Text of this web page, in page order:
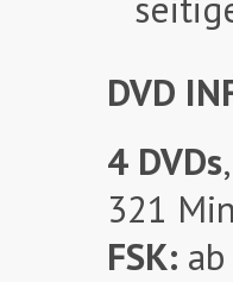
DVD
4 DVDs,
321
FSK: